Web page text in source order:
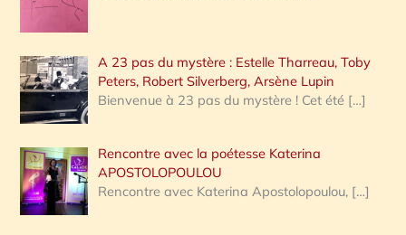
A 23 pas du mystère : Estelle Tharreau, Toby
Peters, Robert Silverberg, Arsène Lupin
Bienvenue à 23 pas du mystère ! Cet été […]
Rencontre avec la poétesse Katerina
APOSTOLOPOULOU
Rencontre avec Katerina Apostolopoulou, […]